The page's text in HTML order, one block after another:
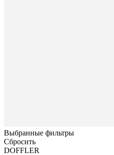
Выбранные фильтры
Сбросить
DOFFLER